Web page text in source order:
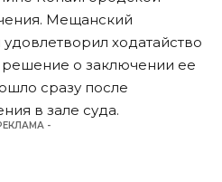
Мещанский
ходатайство
решение о заключении ее
сразу после
в зале суда.
-